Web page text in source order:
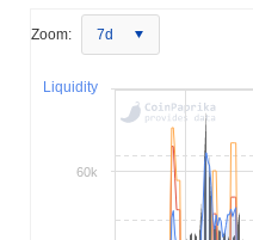
Zoom: 7d
Liquidity
60k